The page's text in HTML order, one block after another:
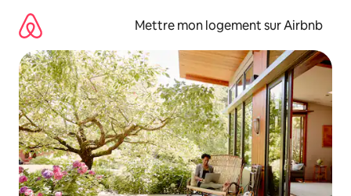
directement
contenu
Mettre mon logement sur Airbnb